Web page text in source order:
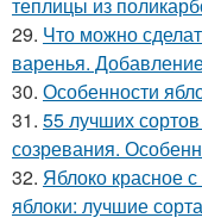
29. Что можно
варенья.
30. Особенности
31. 55 лучших
созревания.
32. Яблоко красное
яблоки: лучшие